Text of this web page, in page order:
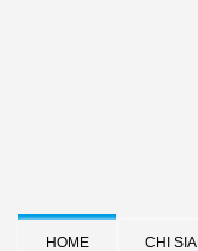
HOME CHI